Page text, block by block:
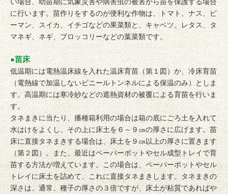
い場合、幼苗期に気象災害や病害虫の被害から苗を保護する場合
に行います。苗作りをするのが便利な作物は、トマト、ナス、ピ
ーマン、スイカ、イチゴなどの果菜類と、キャベツ、レタス、タ
マネギ、ネギ、ブロッコリーなどの葉菜類です。
●苗床
低温期には電熱温床線を入れた温床育苗（第１図）か、冷床育苗
（電熱線で加温しないビニールトンネルによる保温のみ）としま
す。高温期には寒冷紗などの遮熱資材の被覆による育苗を行いま
す。
タネまきに当たり、播種箱利用の場合は箱の底にごろ土を入れて
水はけをよくし、その上に床土を６～９㎝の厚さに広げます。苗
床に直接タネまきする場合は、床土を９㎝以上の厚さに置きます
（第２図）。また、最近はペーパーポットやセル成型トレイで育
苗する方法が増えています。この場合は、ペーパーポットやセル
トレイに床土を詰めて、これに直接タネまきします。タネまきの
深さは、通常、種子の厚さの３倍ですが、床土が粘質であればや